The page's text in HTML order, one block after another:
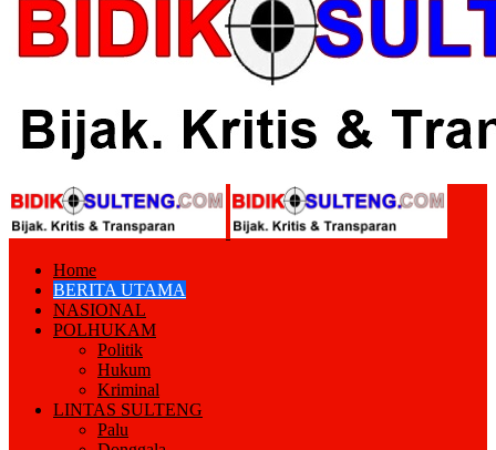
Home
BERITA UTAMA
NASIONAL
POLHUKAM
Politik
Hukum
Kriminal
LINTAS SULTENG
Palu